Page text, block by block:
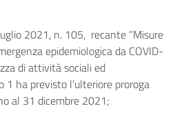
2021, n. 105, recante “Misure
epidemiologica da COVID-
di attività sociali ed
1 ha previsto l’ulteriore proroga
al 31 dicembre 2021;